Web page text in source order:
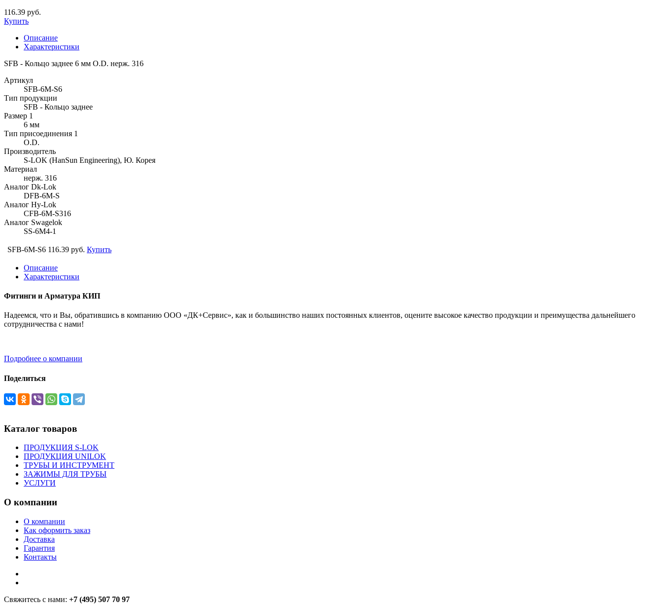
116.39 руб.
Купить
Описание
Характеристики
SFB - Кольцо заднее 6 мм O.D. нерж. 316
Артикул
SFB-6M-S6
Тип продукции
SFB - Кольцо заднее
Размер 1
6 мм
Тип присоединения 1
O.D.
Производитель
S-LOK (HanSun Engineering), Ю. Корея
Материал
нерж. 316
Аналог Dk-Lok
DFB-6M-S
Аналог Hy-Lok
CFB-6M-S316
Аналог Swagelok
SS-6M4-1
SFB-6M-S6 116.39 руб. Купить
Описание
Характеристики
Фитинги и Арматура КИП
Надеемся, что и Вы, обратившись в компанию ООО «ДК+Сервис», как и большинство наших постоянных клиентов, оцените высокое качество продукции и преимущества дальнейшего
сотрудничества с нами!
Подробнее о компании
Поделиться
Каталог товаров
ПРОДУКЦИЯ S-LOK
ПРОДУКЦИЯ UNILOK
ТРУБЫ И ИНСТРУМЕНТ
ЗАЖИМЫ ДЛЯ ТРУБЫ
УСЛУГИ
О компании
О компании
Как оформить заказ
Доставка
Гарантия
Контакты
Свяжитесь с нами: +7 (495) 507 70 97